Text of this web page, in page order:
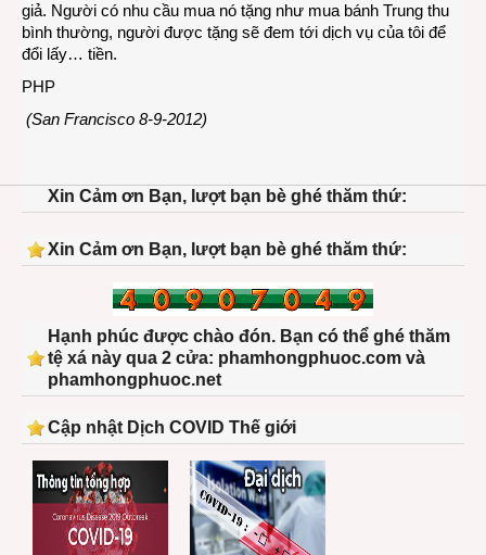
giả. Người có nhu cầu mua nó tặng như mua bánh Trung thu
bình thường, người được tặng sẽ đem tới dịch vụ của tôi để
đổi lấy… tiền.
PHP
(San Francisco 8-9-2012)
Xin Cảm ơn Bạn, lượt bạn bè ghé thăm thứ:
Xin Cảm ơn Bạn, lượt bạn bè ghé thăm thứ:
Hạnh phúc được chào đón. Bạn có thể ghé thăm
tệ xá này qua 2 cửa: phamhongphuoc.com và
phamhongphuoc.net
Cập nhật Dịch COVID Thế giới